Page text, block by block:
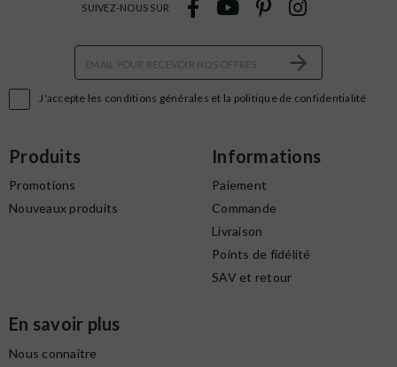
J'accepte les conditions générales et la politique de confidentialité
SUIVEZ-NOUS SUR
Produits
Promotions
Nouveaux produits
Informations
Paiement
Commande
Livraison
Points de fidélité
SAV et retour
En savoir plus
Nous connaitre